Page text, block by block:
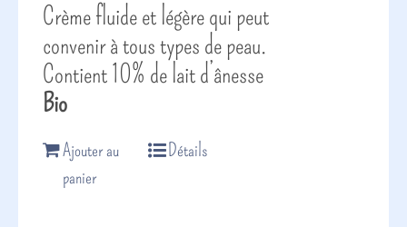
Crème fluide et légère qui peut
convenir à tous types de peau.
Contient 10% de lait d’ânesse
Bio
Ajouter au
panier
Détails